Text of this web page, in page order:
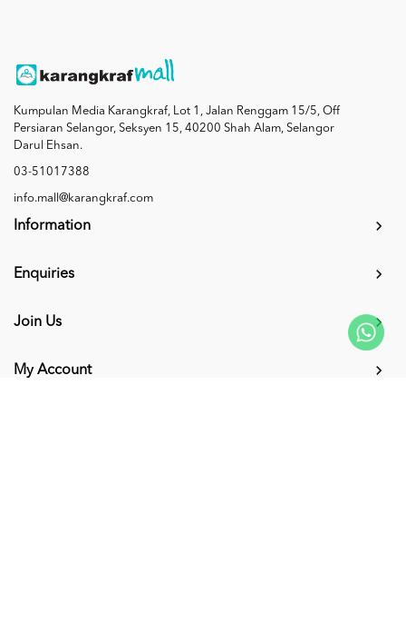
Kumpulan Media Karangkraf, Lot 1, Jalan Renggam 15/5, Off
Persiaran Selangor, Seksyen 15, 40200 Shah Alam, Selangor
Darul Ehsan.
03-51017388
info.mall@karangkraf.com
Information
Enquiries
Join Us
My Account